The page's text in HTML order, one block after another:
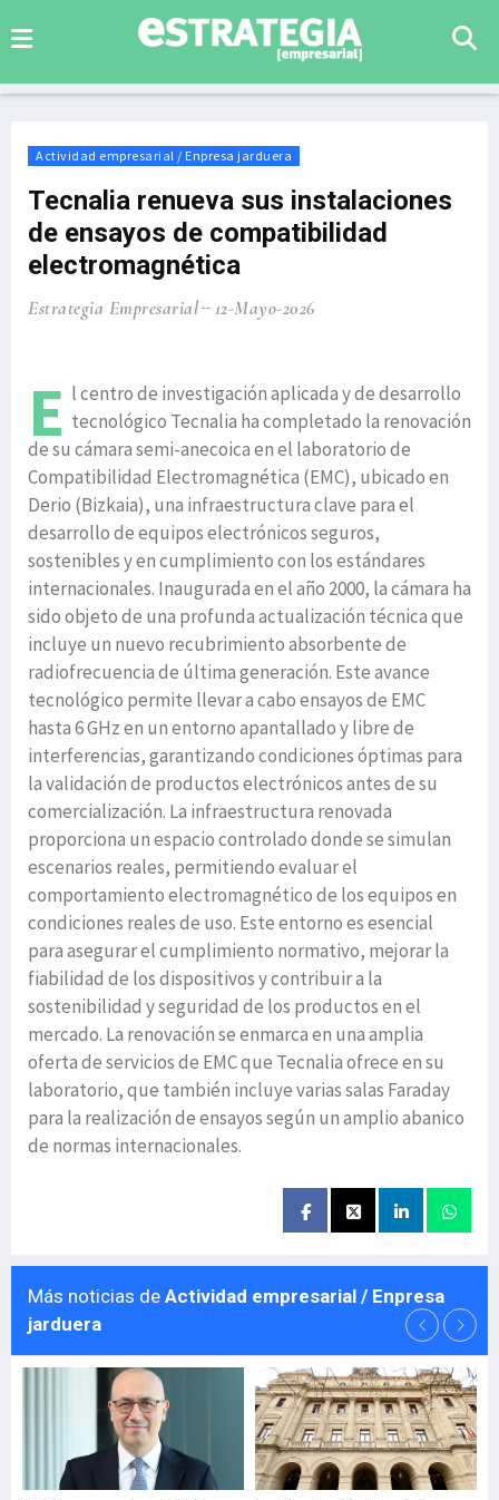
Actividad empresarial / Enpresa jarduera
Tecnalia renueva sus instalaciones
de ensayos de compatibilidad
electromagnética
Estrategia Empresarial 12-Mayo-2026
E l centro de investigación aplicada y de desarrollo
tecnológico Tecnalia ha completado la renovación
de su cámara semi-anecoica en el laboratorio de
Compatibilidad Electromagnética (EMC), ubicado en
Derio (Bizkaia), una infraestructura clave para el
desarrollo de equipos electrónicos seguros,
sostenibles y en cumplimiento con los estándares
internacionales. Inaugurada en el año 2000, la cámara ha
sido objeto de una profunda actualización técnica que
incluye un nuevo recubrimiento absorbente de
radiofrecuencia de última generación. Este avance
tecnológico permite llevar a cabo ensayos de EMC
hasta 6 GHz en un entorno apantallado y libre de
interferencias, garantizando condiciones óptimas para
la validación de productos electrónicos antes de su
comercialización. La infraestructura renovada
proporciona un espacio controlado donde se simulan
escenarios reales, permitiendo evaluar el
comportamiento electromagnético de los equipos en
condiciones reales de uso. Este entorno es esencial
para asegurar el cumplimiento normativo, mejorar la
fiabilidad de los dispositivos y contribuir a la
sostenibilidad y seguridad de los productos en el
mercado. La renovación se enmarca en una amplia
oferta de servicios de EMC que Tecnalia ofrece en su
laboratorio, que también incluye varias salas Faraday
para la realización de ensayos según un amplio abanico
de normas internacionales.
Más noticias de Actividad empresarial / Enpresa
jarduera